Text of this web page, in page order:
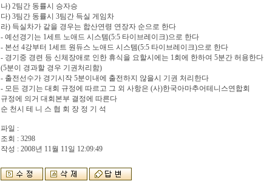
나) 2팀간 동률시 승자승
다) 3팀간 동률시 3팀간 득실 게임차
라) 득실차가 같을 경우는 합산연령 연장자 순으로 한다
- 예선경기는 1세트 노애드 시스템(5:5 타이브레이크)으로 한다
- 본선 4강부터 1세트 원듀스 노애드 시스템(5:5 타이브레이크)으로 한다
- 경기중 경련 등 신체장애로 인한 휴식을 요할시에는 1회에 한하여 5분간 허용한다
(5분이 경과할 경우 기권처리함)
- 출전선수가 경기시작 5분이내에 출전하지 않을시 기권 처리한다
- 모든 경기는 대회 규정에 따르고 그 외 사항은 (사)한국아마추어테니스연합회
규정에 의거 대회본부 결정에 따른다
순 천시 테 니 스 협 회 장 정 기 석
파일 :
조회 : 3298
작성 : 2008년 11월 11일 12:09:49